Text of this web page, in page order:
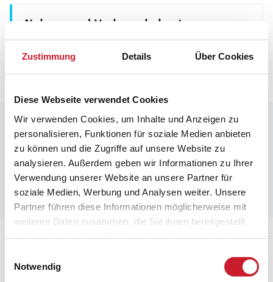
Zustimmung Details Über Cookies
Diese Webseite verwendet Cookies
Wir verwenden Cookies, um Inhalte und Anzeigen zu
personalisieren, Funktionen für soziale Medien anbieten
zu können und die Zugriffe auf unsere Website zu
analysieren. Außerdem geben wir Informationen zu Ihrer
Verwendung unserer Website an unsere Partner für
soziale Medien, Werbung und Analysen weiter. Unsere
Partner führen diese Informationen möglicherweise mit
weiteren Daten zusammen, die Sie ihnen bereitgestellt
haben oder die sie im Rahmen Ihrer Nutzung der Dienste
Notwendig
Neben- und Verbrauchskosten
Die aktuellen Verbrauchskosten finden Sie im
nächsten Schritt im Buchungsformular.
Raumaufteilung
Lageplan
Adresse